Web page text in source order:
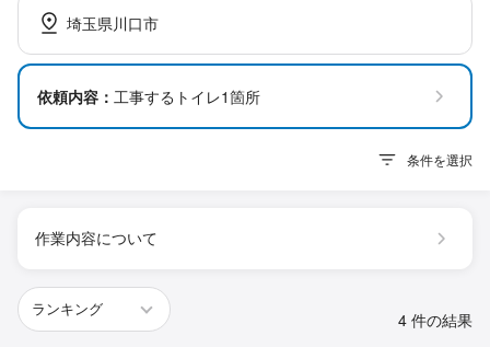
埼玉県川口市
依頼内容： 工事するトイレ1箇所
条件を選択
作業内容について
4 件の結果